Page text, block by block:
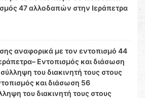
47 αλλοδαπών στην Ιεράπετρα
αναφορικά με τον εντοπισμό 44
Εντοπισμός και διάσωση
του διακινητή τους στους
και διάσωση 56
του διακινητή τους στους